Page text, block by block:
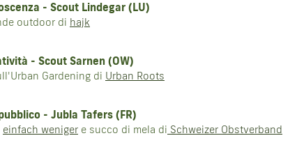
- Scout Lindegar (LU)
outdoor di hajk
- Scout Sarnen (OW)
Gardening di Urban Roots
- Jubla Tafers (FR)
einfach weniger e succo di mela di Schweizer Obstverband